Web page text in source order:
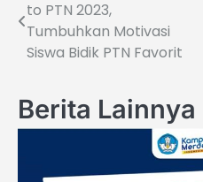
navigation
to PTN 2023,
Tumbuhkan Motivasi
Siswa Bidik PTN Favorit
Berita Lainnya